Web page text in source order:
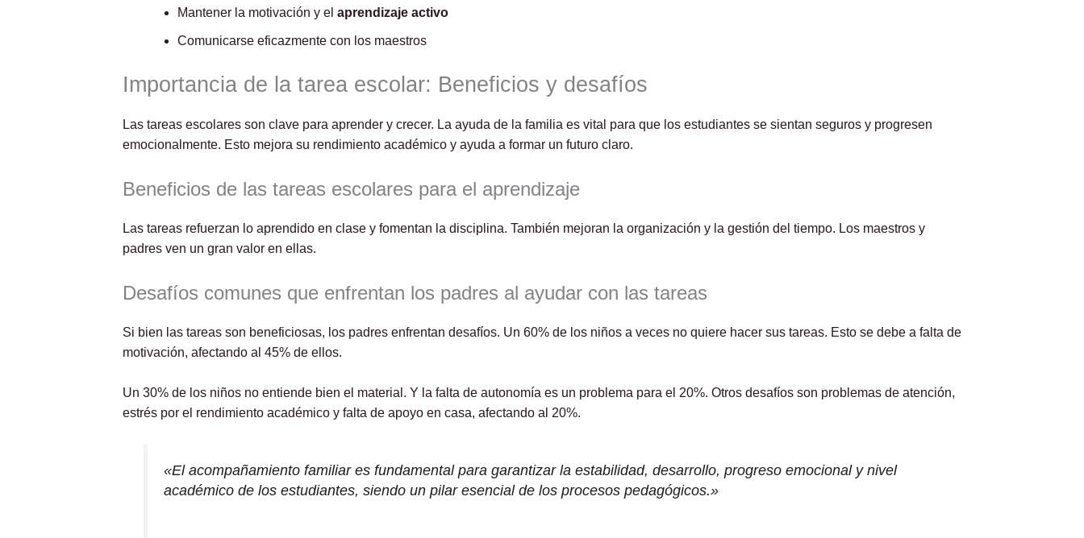
Mantener la motivación y el aprendizaje activo
Comunicarse eficazmente con los maestros
Importancia de la tarea escolar: Beneficios y desafíos
Las tareas escolares son clave para aprender y crecer. La ayuda de la familia es vital para que los estudiantes se sientan seguros y progresen
emocionalmente. Esto mejora su rendimiento académico y ayuda a formar un futuro claro.
Beneficios de las tareas escolares para el aprendizaje
Las tareas refuerzan lo aprendido en clase y fomentan la disciplina. También mejoran la organización y la gestión del tiempo. Los maestros y
padres ven un gran valor en ellas.
Desafíos comunes que enfrentan los padres al ayudar con las tareas
Si bien las tareas son beneficiosas, los padres enfrentan desafíos. Un 60% de los niños a veces no quiere hacer sus tareas. Esto se debe a falta de
motivación, afectando al 45% de ellos.
Un 30% de los niños no entiende bien el material. Y la falta de autonomía es un problema para el 20%. Otros desafíos son problemas de atención,
estrés por el rendimiento académico y falta de apoyo en casa, afectando al 20%.
«El acompañamiento familiar es fundamental para garantizar la estabilidad, desarrollo, progreso emocional y nivel
académico de los estudiantes, siendo un pilar esencial de los procesos pedagógicos.»